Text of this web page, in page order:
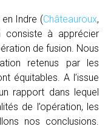
Indre (Châteauroux,
consiste à apprécier
de fusion. Nous
retenus par les
équitables. A l’issue
rapport dans lequel
de l’opération, les
nos conclusions.